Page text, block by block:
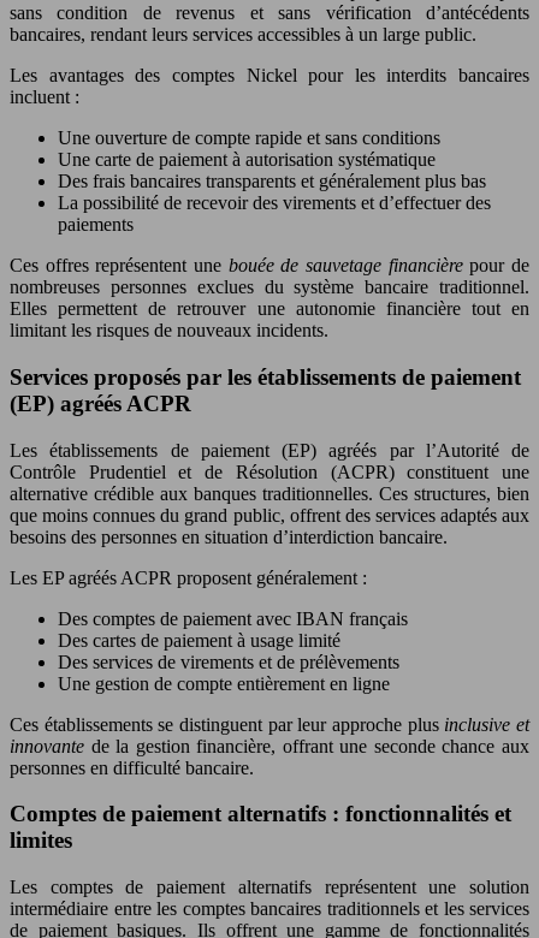
sans condition de revenus et sans vérification d’antécédents
bancaires, rendant leurs services accessibles à un large public.
Les avantages des comptes Nickel pour les interdits bancaires
incluent :
Une ouverture de compte rapide et sans conditions
Une carte de paiement à autorisation systématique
Des frais bancaires transparents et généralement plus bas
La possibilité de recevoir des virements et d’effectuer des
paiements
Ces offres représentent une bouée de sauvetage financièrepour de
nombreuses personnes exclues du système bancaire traditionnel.
Elles permettent de retrouver une autonomie financière tout en
limitant les risques de nouveaux incidents.
Services proposés par les établissements de paiement
(EP) agréés ACPR
Les établissements de paiement (EP) agréés par l’Autorité de
Contrôle Prudentiel et de Résolution (ACPR) constituent une
alternative crédible aux banques traditionnelles. Ces structures, bien
que moins connues du grand public, offrent des services adaptés aux
besoins des personnes en situation d’interdiction bancaire.
Les EP agréés ACPR proposent généralement :
Des comptes de paiement avec IBAN français
Des cartes de paiement à usage limité
Des services de virements et de prélèvements
Une gestion de compte entièrement en ligne
Ces établissements se distinguent par leur approche plus inclusive et
innovante de la gestion financière, offrant une seconde chance aux
personnes en difficulté bancaire.
Comptes de paiement alternatifs : fonctionnalités et
limites
Les comptes de paiement alternatifs représentent une solution
intermédiaire entre les comptes bancaires traditionnels et les services
de paiement basiques. Ils offrent une gamme de fonctionnalités